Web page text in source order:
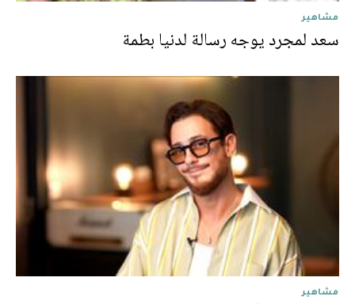
مشاهير
سعد لمجرد يوجه رسالة لدنيا بطمة
مشاهير